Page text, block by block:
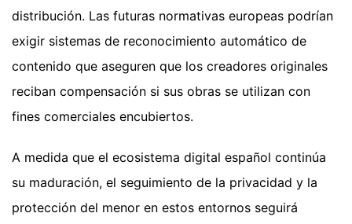
distribución. Las futuras normativas europeas podrían
exigir sistemas de reconocimiento automático de
contenido que aseguren que los creadores originales
reciban compensación si sus obras se utilizan con
fines comerciales encubiertos.
A medida que el ecosistema digital español continúa
su maduración, el seguimiento de la privacidad y la
protección del menor en estos entornos seguirá